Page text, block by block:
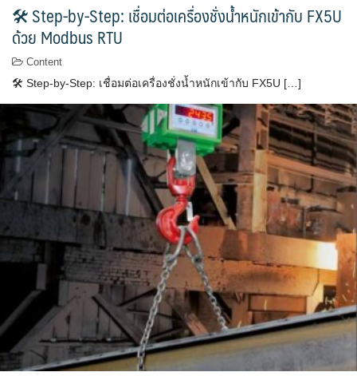
🛠 Step-by-Step: เชื่อมต่อเครื่องชั่งน้ำหนักเข้ากับ FX5U
ด้วย Modbus RTU
Content
🛠 Step-by-Step: เชื่อมต่อเครื่องชั่งน้ำหนักเข้ากับ FX5U […]